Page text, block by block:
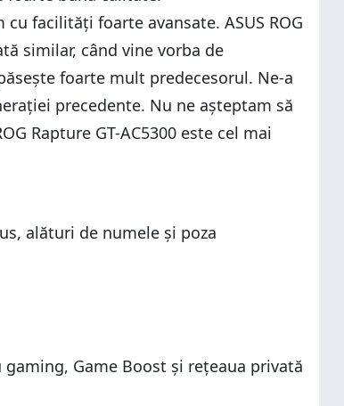
facilități foarte avansate. ASUS ROG
similar, când vine vorba de
foarte mult predecesorul. Ne-a
precedente. Nu ne așteptam să
Rapture GT-AC5300 este cel mai
alături de numele și poza
Game Boost și rețeaua privată